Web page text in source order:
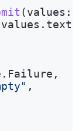
(values :
values . text
. Failure ,
" ,